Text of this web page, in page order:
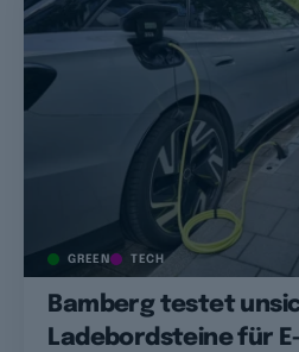
GREEN TECH
Bamberg testet
Ladebordsteine für